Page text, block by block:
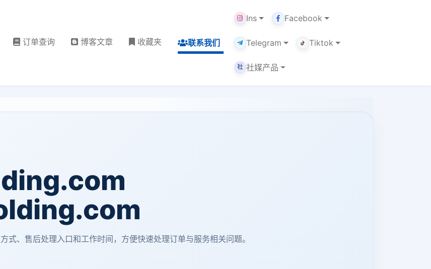
订单查询 博客文章 收藏夹 联系我们
Ins Facebook
Telegram Tiktok
社 社媒产品
、售后处理入口和工作时间，方便快速处理订单与服务相关问题。